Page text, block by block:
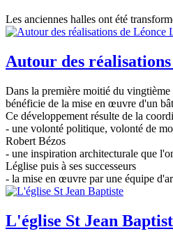
Les anciennes halles ont été
Autour des
Dans la première moitié du vingtième
bénéficie de la mise en œuvre d'un
Ce développement résulte de la
- une volonté politique, volonté de
Robert Bézos
- une inspiration architecturale que
Léglise puis à ses successeurs
- la mise en œuvre par une équipe
L'église St Jean